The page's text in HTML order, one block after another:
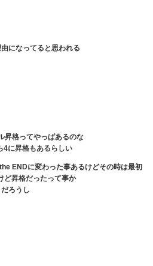
になってると思われる
昇格ってやっぱあるのな
4に昇格もあるらしい
ENDに変わった事あるけどその時は最初
ど昇格だったって事か
ろうし